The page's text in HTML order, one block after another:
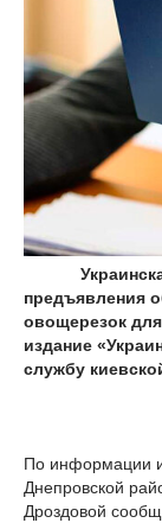
Украинская
предъявления
овощерезок
издание
службу
По информации
Днепровской
Дроздовой